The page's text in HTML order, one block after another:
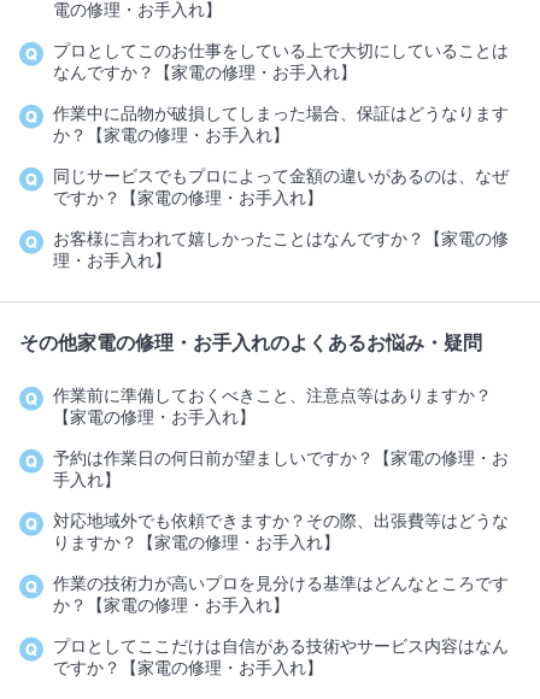
電の修理・お手入れ】
プロとしてこのお仕事をしている上で大切にしていることは
なんですか？【家電の修理・お手入れ】
作業中に品物が破損してしまった場合、保証はどうなります
か？【家電の修理・お手入れ】
同じサービスでもプロによって金額の違いがあるのは、なぜ
ですか？【家電の修理・お手入れ】
お客様に言われて嬉しかったことはなんですか？【家電の修
理・お手入れ】
その他家電の修理・お手入れのよくあるお悩み・疑問
作業前に準備しておくべきこと、注意点等はありますか？
【家電の修理・お手入れ】
予約は作業日の何日前が望ましいですか？【家電の修理・お
手入れ】
対応地域外でも依頼できますか？その際、出張費等はどうな
りますか？【家電の修理・お手入れ】
作業の技術力が高いプロを見分ける基準はどんなところです
か？【家電の修理・お手入れ】
プロとしてここだけは自信がある技術やサービス内容はなん
ですか？【家電の修理・お手入れ】